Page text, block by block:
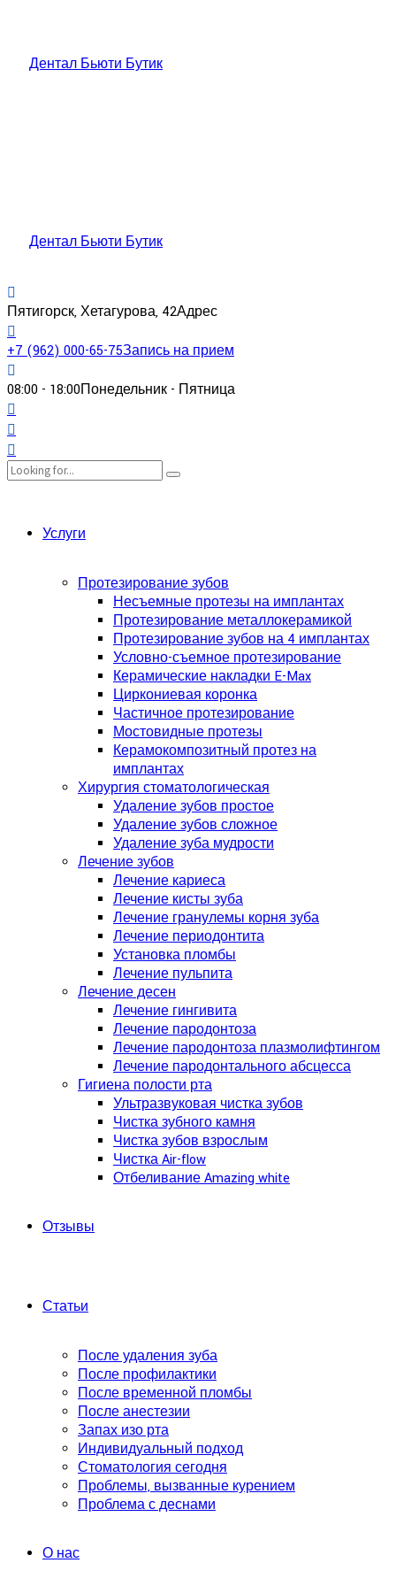
Дентал Бьюти Бутик
Дентал Бьюти Бутик
Пятигорск, Хетагурова, 42Адрес
+7 (962) 000-65-75Запись на прием
08:00 - 18:00Понедельник - Пятница
Услуги
Протезирование зубов
Несъемные протезы на имплантах
Протезирование металлокерамикой
Протезирование зубов на 4 имплантах
Условно-съемное протезирование
Керамические накладки E-Max
Циркониевая коронка
Частичное протезирование
Мостовидные протезы
Керамокомпозитный протез на
имплантах
Хирургия стоматологическая
Удаление зубов простое
Удаление зубов сложное
Удаление зуба мудрости
Лечение зубов
Лечение кариеса
Лечение кисты зуба
Лечение гранулемы корня зуба
Лечение периодонтита
Установка пломбы
Лечение пульпита
Лечение десен
Лечение гингивита
Лечение пародонтоза
Лечение пародонтоза плазмолифтингом
Лечение пародонтального абсцесса
Гигиена полости рта
Ультразвуковая чистка зубов
Чистка зубного камня
Чистка зубов взрослым
Чистка Air-flow
Отбеливание Amazing white
Отзывы
Статьи
После удаления зуба
После профилактики
После временной пломбы
После анестезии
Запах изо рта
Индивидуальный подход
Стоматология сегодня
Проблемы, вызванные курением
Проблема с деснами
О нас